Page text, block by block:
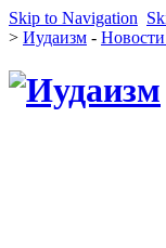
Skip to Navigation
> Иудаизм -